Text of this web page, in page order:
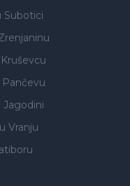
Subotici
Pančevu
Jagodini
u Vranju